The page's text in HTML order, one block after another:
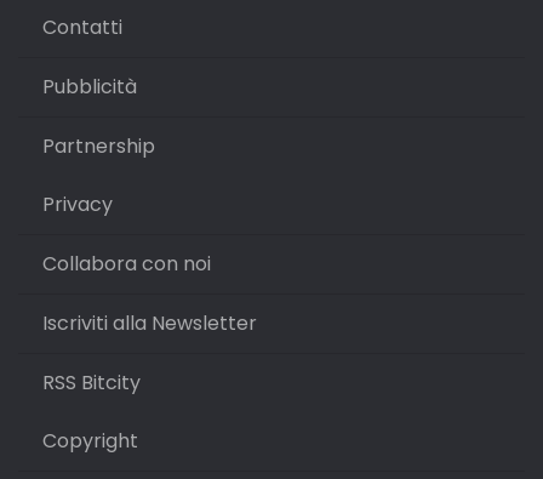
Contatti
Pubblicità
Partnership
Privacy
Collabora con noi
Iscriviti alla Newsletter
RSS Bitcity
Copyright